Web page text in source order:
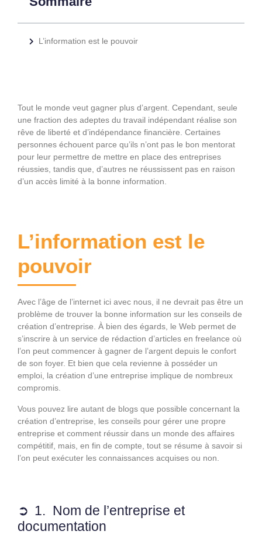
L’information est le pouvoir
Tout le monde veut gagner plus d’argent. Cependant, seule
une fraction des adeptes du travail indépendant réalise son
rêve de liberté et d’indépendance financière. Certaines
personnes échouent parce qu’ils n’ont pas le bon mentorat
pour leur permettre de mettre en place des entreprises
réussies, tandis que, d’autres ne réussissent pas en raison
d’un accès limité à la bonne information.
L’information est le
pouvoir
Avec l’âge de l’internet ici avec nous, il ne devrait pas être un
problème de trouver la bonne information sur les conseils de
création d’entreprise. À bien des égards, le Web permet de
s’inscrire à un service de rédaction d’articles en freelance où
l’on peut commencer à gagner de l’argent depuis le confort
de son foyer. Et bien que cela revienne à posséder un
emploi, la création d’une entreprise implique de nombreux
compromis.
Vous pouvez lire autant de blogs que possible concernant la
création d’entreprise, les conseils pour gérer une propre
entreprise et comment réussir dans un monde des affaires
compétitif, mais, en fin de compte, tout se résume à savoir si
l’on peut exécuter les connaissances acquises ou non.
1. Nom de l’entreprise et
documentation